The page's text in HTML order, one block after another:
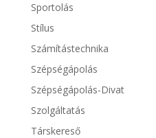
Sportolás
Stílus
Számítástechnika
Szépségápolás
Szépségápolás-Divat
Szolgáltatás
Társkereső